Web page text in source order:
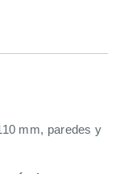
mm, paredes y